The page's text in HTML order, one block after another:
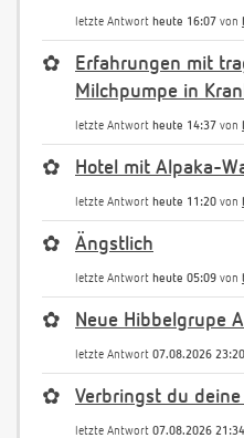
letzte Antwort heute 16:07 von
✿
Erfahrungen mit
Milchpumpe in
letzte Antwort heute 14:37 von
✿ Hotel mit Alpaka-
letzte Antwort heute 11:20 von
✿ Ängstlich
letzte Antwort heute 05:09 von
✿ Neue Hibbelgrupe
letzte Antwort 07.08.2026 23:20
✿ Verbringst du
letzte Antwort 07.08.2026 21:34